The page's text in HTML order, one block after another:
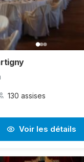
130 assises
Voir les détails